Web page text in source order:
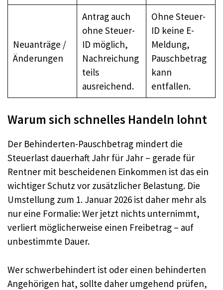
Neuanträge /
Änderungen
Antrag auch
ohne Steuer-
ID möglich,
Nachreichung
teils
ausreichend.
Ohne Steuer-
ID keine E-
Meldung,
Pauschbetrag
kann
entfallen.
Warum sich schnelles Handeln lohnt
Der Behinderten-Pauschbetrag mindert die
Steuerlast dauerhaft Jahr für Jahr – gerade für
Rentner mit bescheidenen Einkommen ist das ein
wichtiger Schutz vor zusätzlicher Belastung. Die
Umstellung zum 1. Januar 2026 ist daher mehr als
nur eine Formalie: Wer jetzt nichts unternimmt,
verliert möglicherweise einen Freibetrag – auf
unbestimmte Dauer.
Wer schwerbehindert ist oder einen behinderten
Angehörigen hat, sollte daher umgehend prüfen,